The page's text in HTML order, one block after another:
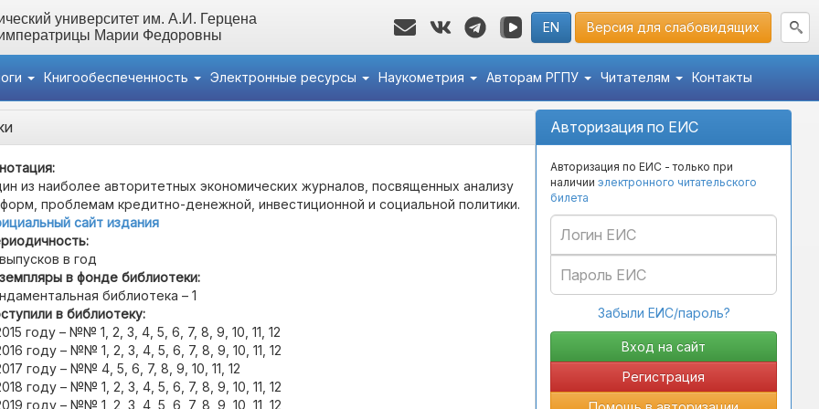
университет им. А.И. Герцена
Марии Федоровны
EN Версия для слабовидящих
Книгообеспеченность Электронные ресурсы Наукометрия Авторам РГПУ Читателям Контакты
Авторизация по ЕИС
Авторизация по ЕИС - только при
наличии электронного читательского
билета
Забыли ЕИС/пароль?
Регистрация
из наиболее авторитетных экономических журналов, посвященных анализу
проблемам кредитно-денежной, инвестиционной и социальной политики.
сайт издания
в год
в фонде библиотеки:
библиотека – 1
в библиотеку:
году – №№ 1, 2, 3, 4, 5, 6, 7, 8, 9, 10, 11, 12
году – №№ 1, 2, 3, 4, 5, 6, 7, 8, 9, 10, 11, 12
году – №№ 4, 5, 6, 7, 8, 9, 10, 11, 12
году – №№ 1, 2, 3, 4, 5, 6, 7, 8, 9, 10, 11, 12
году – №№ 1, 2, 3, 4, 5, 6, 7, 8, 9, 10, 11, 12